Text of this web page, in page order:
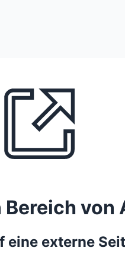
von
eine externe